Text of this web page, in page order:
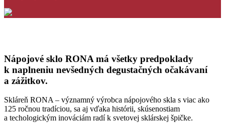
Nápojové sklo RONA má všetky predpoklady
k naplneniu nevšedných degustačných očakávaní
a zážitkov.
Skláreň RONA – významný výrobca nápojového skla s viac ako
125 ročnou tradíciou, sa aj vďaka histórii, skúsenostiam
a techologickým inováciám radí k svetovej sklárskej špičke.